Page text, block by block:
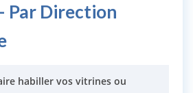
Par Direction
habiller vos vitrines ou